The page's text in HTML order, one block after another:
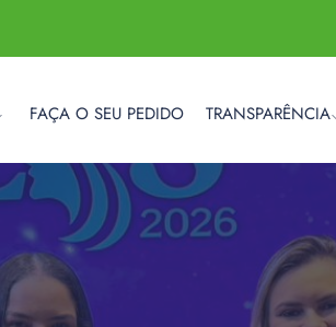
FAÇA O SEU PEDIDO TRANSPARÊNCIA